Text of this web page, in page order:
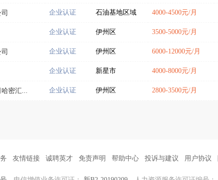
企业认证 石油基地区域 4000-4500元/月
企业认证 伊州区 3500-5000元/月
企业认证 伊州区 6000-12000元/月
企业认证 新星市 4000-8000元/月
密汇... 企业认证 伊州区 2800-3500元/月
友情链接 诚聘英才 免责声明 帮助中心 投诉与建议 用户协议